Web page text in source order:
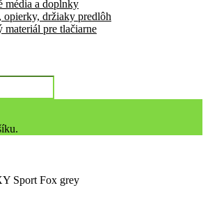
média a doplnky
opierky, držiaky predlôh
materiál pre tlačiarne
Sport Fox grey